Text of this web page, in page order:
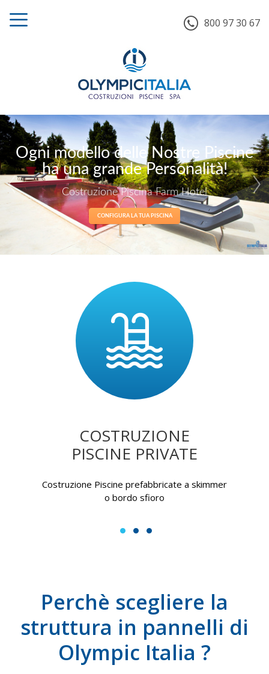
800 97 30 67
Ogni modello delle Nostre Piscine
ha una grande Personalità!
Costruzione Piscina Farm Hotel
CONFIGURA LA TUA PISCINA
COSTRUZIONE
PISCINE PRIVATE
Costruzione Piscine prefabbricate a skimmer
o bordo sfioro
1 2 3
Perchè scegliere la
struttura in pannelli di
Olympic Italia ?